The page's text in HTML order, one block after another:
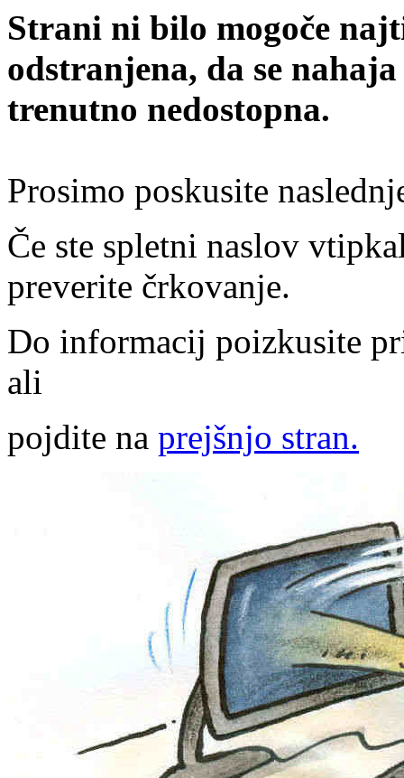
Strani ni bilo mogoče
odstranjena, da se
trenutno nedostopna.
Prosimo poskusite
Če ste spletni naslov
preverite črkovanje.
Do informacij poizkusite
ali
pojdite na prejšnjo stran.